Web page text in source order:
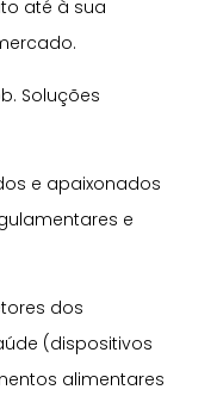
até à sua
Soluções
e apaixonados
e
dos
(dispositivos
alimentares